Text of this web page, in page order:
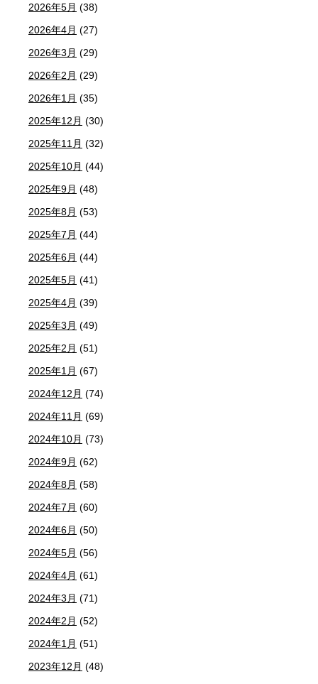
2026年5月 (38)
2026年4月 (27)
2026年3月 (29)
2026年2月 (29)
2026年1月 (35)
2025年12月 (30)
2025年11月 (32)
2025年10月 (44)
2025年9月 (48)
2025年8月 (53)
2025年7月 (44)
2025年6月 (44)
2025年5月 (41)
2025年4月 (39)
2025年3月 (49)
2025年2月 (51)
2025年1月 (67)
2024年12月 (74)
2024年11月 (69)
2024年10月 (73)
2024年9月 (62)
2024年8月 (58)
2024年7月 (60)
2024年6月 (50)
2024年5月 (56)
2024年4月 (61)
2024年3月 (71)
2024年2月 (52)
2024年1月 (51)
2023年12月 (48)